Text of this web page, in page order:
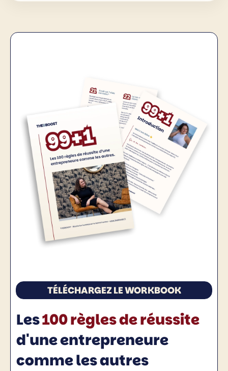
TÉLÉCHARGEZ LE WORKBOOK
Les100 règles de réussite
d'une entrepreneure
comme les autres